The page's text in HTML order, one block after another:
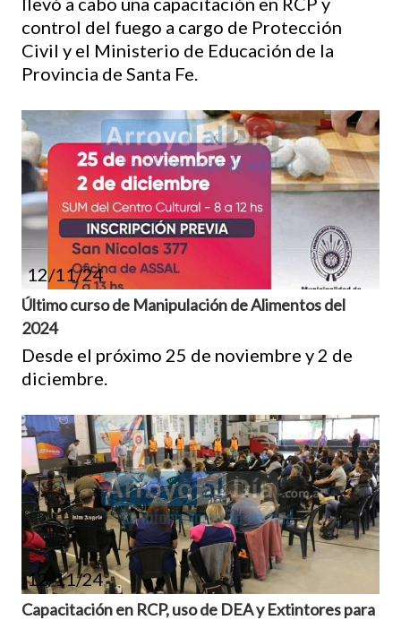
control del fuego a cargo de Protección
Civil y el Ministerio de Educación de la
Provincia de Santa Fe.
12/11/24
Último curso de Manipulación de Alimentos del
2024
Desde el próximo 25 de noviembre y 2 de
diciembre.
12/11/24
Capacitación en RCP, uso de DEA y Extintores para